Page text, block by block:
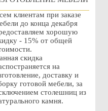
клиентам при заказе
до конца декабря
хорошую
- 15% от общей
скидка
на
доставку и
готовой мебели, за
столешниц из
камня.